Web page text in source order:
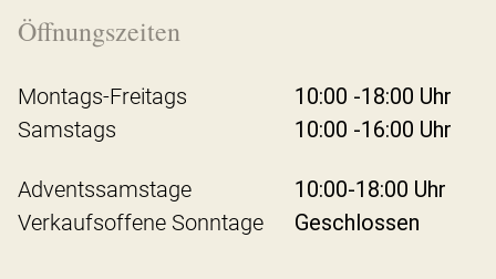
Öffnungszeiten
Montags-Freitags
10:00 -18:00 Uhr
Samstags
10:00 -16:00 Uhr
Adventssamstage
10:00-18:00 Uhr
Verkaufsoffene Sonntage
Geschlossen